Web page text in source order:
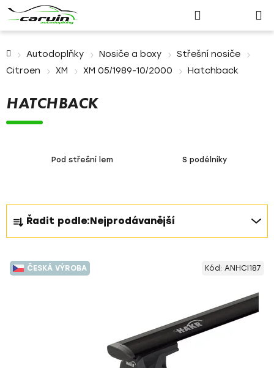
Přihlášení
košík
Autodoplňky Nosiče a boxy
Střešní nosiče
Citroen
XM XM 05/1989-10/2000 Hatchback
HATCHBACK
Pod střešní lem S podélníky
Ř
a
z
e
n
Řadit podle:Nejprodávanější
V
ý
ČESKÁ VÝROBA Kód: ANHCI187